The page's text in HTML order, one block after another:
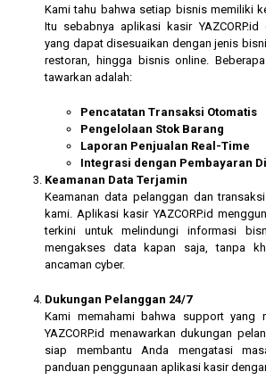
Kami tahu bahwa setiap bisnis memiliki
Itu sebabnya aplikasi kasir
yang dapat disesuaikan dengan jenis
restoran, hingga bisnis online.
tawarkan adalah:
Pencatatan Transaksi Otomatis
Pengelolaan Stok Barang
Laporan Penjualan Real-Time
Integrasi dengan Pembayaran
Keamanan Data Terjamin
Keamanan data pelanggan dan
kami. Aplikasi kasir YAZCORP.id
terkini untuk melindungi informasi
mengakses data kapan saja, tanpa
ancaman cyber.
Dukungan Pelanggan 24/7
Kami memahami bahwa support yang
YAZCORP.id menawarkan dukungan
siap membantu Anda mengatasi
panduan penggunaan aplikasi kasir